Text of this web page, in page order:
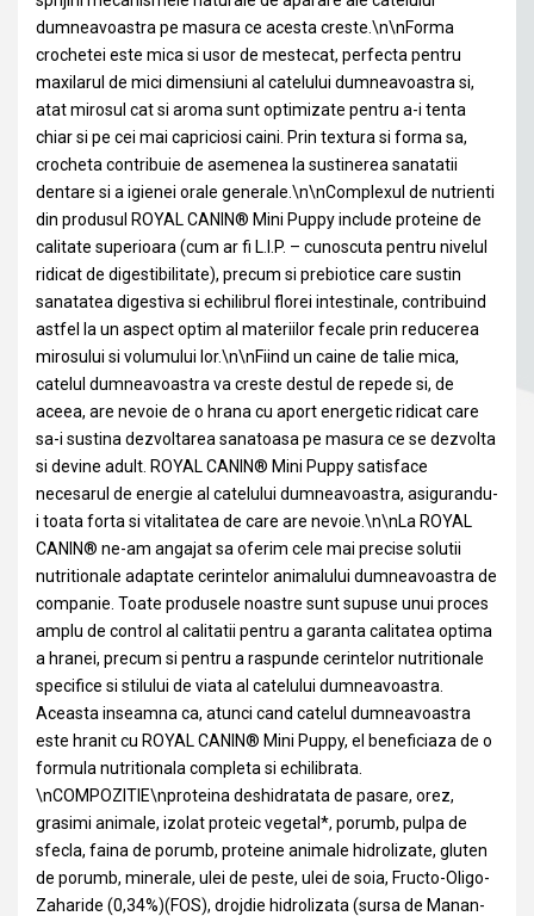
dumneavoastra pe masura ce acesta creste.\n\nForma
crochetei este mica si usor de mestecat, perfecta pentru
maxilarul de mici dimensiuni al catelului dumneavoastra si,
atat mirosul cat si aroma sunt optimizate pentru a-i tenta
chiar si pe cei mai capriciosi caini. Prin textura si forma sa,
crocheta contribuie de asemenea la sustinerea sanatatii
dentare si a igienei orale generale.\n\nComplexul de nutrienti
din produsul ROYAL CANIN® Mini Puppy include proteine de
calitate superioara (cum ar fi L.I.P. – cunoscuta pentru nivelul
ridicat de digestibilitate), precum si prebiotice care sustin
sanatatea digestiva si echilibrul florei intestinale, contribuind
astfel la un aspect optim al materiilor fecale prin reducerea
mirosului si volumului lor.\n\nFiind un caine de talie mica,
catelul dumneavoastra va creste destul de repede si, de
aceea, are nevoie de o hrana cu aport energetic ridicat care
sa-i sustina dezvoltarea sanatoasa pe masura ce se dezvolta
si devine adult. ROYAL CANIN® Mini Puppy satisface
necesarul de energie al catelului dumneavoastra, asigurandu-
i toata forta si vitalitatea de care are nevoie.\n\nLa ROYAL
CANIN® ne-am angajat sa oferim cele mai precise solutii
nutritionale adaptate cerintelor animalului dumneavoastra de
companie. Toate produsele noastre sunt supuse unui proces
amplu de control al calitatii pentru a garanta calitatea optima
a hranei, precum si pentru a raspunde cerintelor nutritionale
specifice si stilului de viata al catelului dumneavoastra.
Aceasta inseamna ca, atunci cand catelul dumneavoastra
este hranit cu ROYAL CANIN® Mini Puppy, el beneficiaza de o
formula nutritionala completa si echilibrata.
\nCOMPOZITIE\nproteina deshidratata de pasare, orez,
grasimi animale, izolat proteic vegetal*, porumb, pulpa de
sfecla, faina de porumb, proteine animale hidrolizate, gluten
de porumb, minerale, ulei de peste, ulei de soia, Fructo-Oligo-
Zaharide (0,34%)(FOS), drojdie hidrolizata (sursa de Manan-